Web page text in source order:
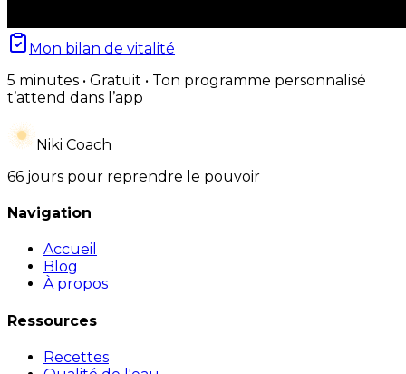
Mon bilan de vitalité
5 minutes • Gratuit • Ton programme personnalisé
t’attend dans l’app
Niki Coach
66 jours pour reprendre le pouvoir
Navigation
Accueil
Blog
À propos
Ressources
Recettes